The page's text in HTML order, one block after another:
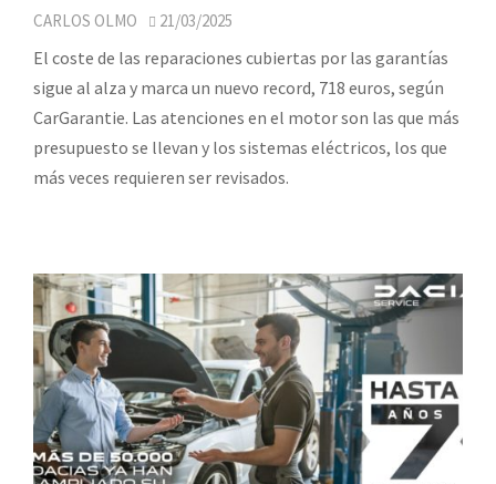
CARLOS OLMO 21/03/2025
El coste de las reparaciones cubiertas por las garantías
sigue al alza y marca un nuevo record, 718 euros, según
CarGarantie. Las atenciones en el motor son las que más
presupuesto se llevan y los sistemas eléctricos, los que
más veces requieren ser revisados.